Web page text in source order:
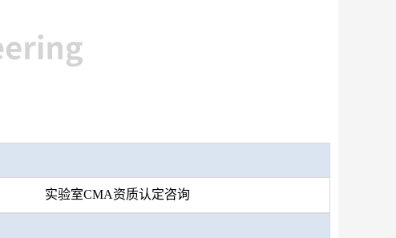
实验室CMA资质认定咨询